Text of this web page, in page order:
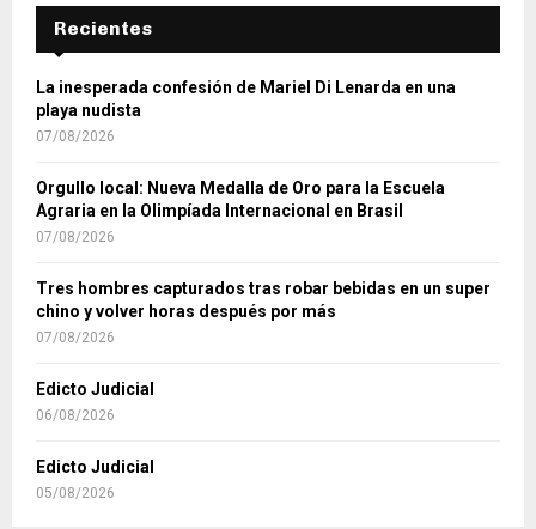
Recientes
La inesperada confesión de Mariel Di Lenarda en una
playa nudista
07/08/2026
Orgullo local: Nueva Medalla de Oro para la Escuela
Agraria en la Olimpíada Internacional en Brasil
07/08/2026
Tres hombres capturados tras robar bebidas en un super
chino y volver horas después por más
07/08/2026
Edicto Judicial
06/08/2026
Edicto Judicial
05/08/2026